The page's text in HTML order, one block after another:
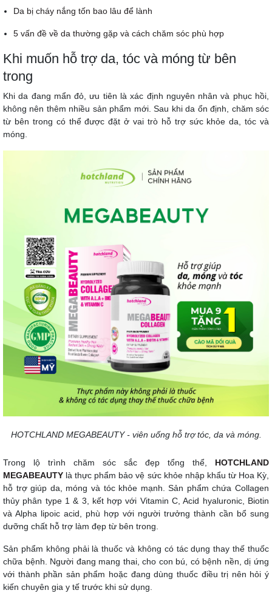
Da bị cháy nắng tốn bao lâu để lành
5 vấn đề về da thường gặp và cách chăm sóc phù hợp
Khi muốn hỗ trợ da, tóc và móng từ bên
trong
Khi da đang mẩn đỏ, ưu tiên là xác định nguyên nhân và phục hồi,
không nên thêm nhiều sản phẩm mới. Sau khi da ổn định, chăm sóc
từ bên trong có thể được đặt ở vai trò hỗ trợ sức khỏe da, tóc và
móng.
HOTCHLAND MEGABEAUTY - viên uống hỗ trợ tóc, da và móng.
Trong lộ trình chăm sóc sắc đẹp tổng thể, HOTCHLAND
MEGABEAUTY là thực phẩm bảo vệ sức khỏe nhập khẩu từ Hoa Kỳ,
hỗ trợ giúp da, móng và tóc khỏe mạnh. Sản phẩm chứa Collagen
thủy phân type 1 & 3, kết hợp với Vitamin C, Acid hyaluronic, Biotin
và Alpha lipoic acid, phù hợp với người trưởng thành cần bổ sung
dưỡng chất hỗ trợ làm đẹp từ bên trong.
Sản phẩm không phải là thuốc và không có tác dụng thay thế thuốc
chữa bệnh. Người đang mang thai, cho con bú, có bệnh nền, dị ứng
với thành phần sản phẩm hoặc đang dùng thuốc điều trị nên hỏi ý
kiến chuyên gia y tế trước khi sử dụng.